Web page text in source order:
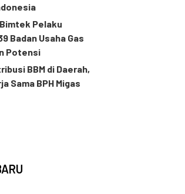
Pelaku
Badan Usaha Gas
Potensi
BBM di Daerah,
Sama BPH Migas